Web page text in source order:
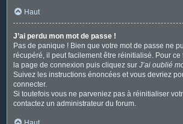
Haut
J’ai perdu mon mot de passe !
Pas de panique ! Bien que votre mot de passe ne
récupéré, il peut facilement être réinitialisé. Pour
la page de connexion puis cliquez sur J’ai oublié
Suivez les instructions énoncées et vous devriez
connecter.
Si toutefois vous ne parveniez pas à réinitialiser
contactez un administrateur du forum.